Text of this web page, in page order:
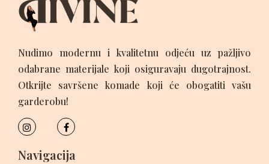
Nudimo modernu i kvalitetnu odjeću uz pažljivo
odabrane materijale koji osiguravaju dugotrajnost.
Otkrijte savršene komade koji će obogatiti vašu
garderobu!
Navigacija